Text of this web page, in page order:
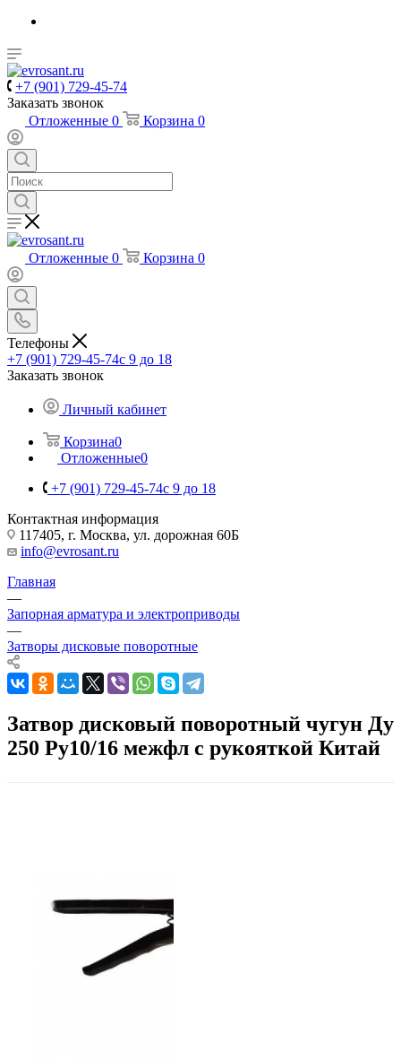
+7 (901) 729-45-74
Заказать звонок
Отложенные 0 Корзина 0
Отложенные 0 Корзина 0
Телефоны
+7 (901) 729-45-74c 9 до 18
Заказать звонок
Личный кабинет
Корзина0
Отложенные0
+7 (901) 729-45-74c 9 до 18
Контактная информация
117405, г. Москва, ул. дорожная 60Б
info@evrosant.ru
Главная
—
Запорная арматура и электроприводы
—
Затворы дисковые поворотные
Затвор дисковый поворотный чугун Ду
250 Ру10/16 межфл с рукояткой Китай